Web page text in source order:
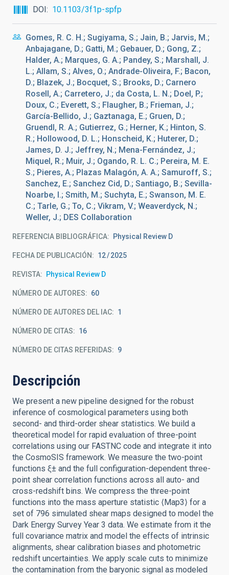
DOI
10.1103/3f1p-spfp
Gomes, R. C. H.; Sugiyama, S.; Jain, B.; Jarvis, M.;
Anbajagane, D.; Gatti, M.; Gebauer, D.; Gong, Z.;
Halder, A.; Marques, G. A.; Pandey, S.; Marshall, J.
L.; Allam, S.; Alves, O.; Andrade-Oliveira, F.; Bacon,
D.; Blazek, J.; Bocquet, S.; Brooks, D.; Carnero
Rosell, A.; Carretero, J.; da Costa, L. N.; Doel, P.;
Doux, C.; Everett, S.; Flaugher, B.; Frieman, J.;
García-Bellido, J.; Gaztanaga, E.; Gruen, D.;
Gruendl, R. A.; Gutierrez, G.; Herner, K.; Hinton, S.
R.; Hollowood, D. L.; Honscheid, K.; Huterer, D.;
James, D. J.; Jeffrey, N.; Mena-Fernández, J.;
Miquel, R.; Muir, J.; Ogando, R. L. C.; Pereira, M. E.
S.; Pieres, A.; Plazas Malagón, A. A.; Samuroff, S.;
Sanchez, E.; Sanchez Cid, D.; Santiago, B.; Sevilla-
Noarbe, I.; Smith, M.; Suchyta, E.; Swanson, M. E.
C.; Tarle, G.; To, C.; Vikram, V.; Weaverdyck, N.;
Weller, J.; DES Collaboration
REFERENCIA BIBLIOGRÁFICA Physical Review D
FECHA DE PUBLICACIÓN: 12 2025
REVISTA Physical Review D
NÚMERO DE AUTORES 60
NÚMERO DE AUTORES DEL IAC 1
NÚMERO DE CITAS 16
NÚMERO DE CITAS REFERIDAS 9
Descripción
We present a new pipeline designed for the robust
inference of cosmological parameters using both
second- and third-order shear statistics. We build a
theoretical model for rapid evaluation of three-point
correlations using our FASTNC code and integrate it into
the CosmoSIS framework. We measure the two-point
functions ξ± and the full configuration-dependent three-
point shear correlation functions across all auto- and
cross-redshift bins. We compress the three-point
functions into the mass aperture statistic ⟨Map3⟩ for a
set of 796 simulated shear maps designed to model the
Dark Energy Survey Year 3 data. We estimate from it the
full covariance matrix and model the effects of intrinsic
alignments, shear calibration biases and photometric
redshift uncertainties. We apply scale cuts to minimize
the contamination from the baryonic signal as modeled